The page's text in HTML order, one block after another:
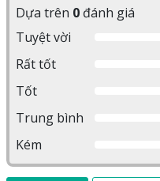
Dựa trên 0đánh giá
Tuyệt vời
Rất tốt
Tốt
Trung bình
Kém